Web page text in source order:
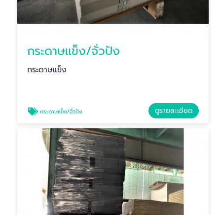
กระดาษแข็ง/จั่วปัง
กระดาษแข็ง
กระดาษแข็ง/จั่วปัง ดูรายละเอียด